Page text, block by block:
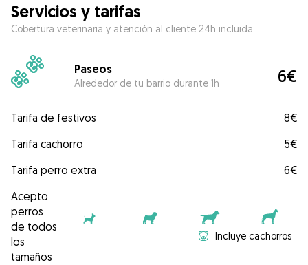
Servicios y tarifas
Cobertura veterinaria y atención al cliente 24h incluida
Paseos
Alrededor de tu barrio durante 1h 6€
Tarifa de festivos
8€
Tarifa cachorro
5€
Tarifa perro extra
6€
Acepto
perros
de todos
los
tamaños
Incluye cachorros